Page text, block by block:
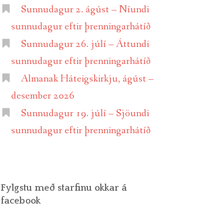
Sunnudagur 2. ágúst – Níundi
sunnudagur eftir þrenningarhátíð
Sunnudagur 26. júlí – Áttundi
sunnudagur eftir þrenningarhátíð
Almanak Háteigskirkju, ágúst –
desember 2026
Sunnudagur 19. júlí – Sjöundi
sunnudagur eftir þrenningarhátíð
Fylgstu með starfinu okkar á
facebook